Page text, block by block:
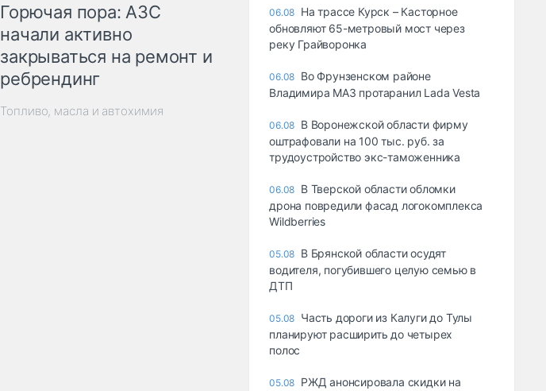
Горючая пора: АЗС
начали активно
закрываться на ремонт и
ребрендинг
Топливо, масла и автохимия
06.08 На трассе Курск – Касторное
обновляют 65-метровый мост через
реку Грайворонка
06.08 Во Фрунзенском районе
Владимира МАЗ протаранил Lada Vesta
06.08 В Воронежской области фирму
оштрафовали на 100 тыс. руб. за
трудоустройство экс-таможенника
06.08 В Тверской области обломки
дрона повредили фасад логокомплекса
Wildberries
05.08 В Брянской области осудят
водителя, погубившего целую семью в
ДТП
05.08 Часть дороги из Калуги до Тулы
планируют расширить до четырех
полос
05.08 РЖД анонсировала скидки на